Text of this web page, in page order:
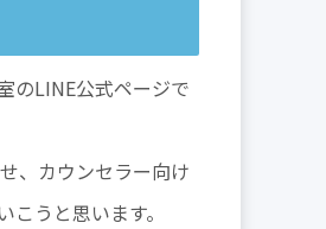
のLINE公式ページで
、カウンセラー向け
うと思います。